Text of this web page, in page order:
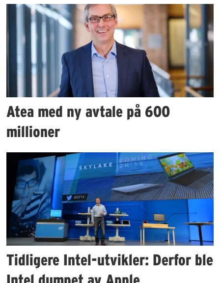
Atea med ny avtale på 600
millioner
Tidligere Intel-utvikler: Derfor ble